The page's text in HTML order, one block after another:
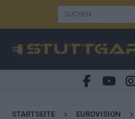
STARTSEITE EUROVISION